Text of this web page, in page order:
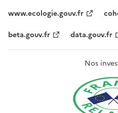
www.ecologie.gouv.fr
beta.gouv.fr
data.gouv.fr
Nos